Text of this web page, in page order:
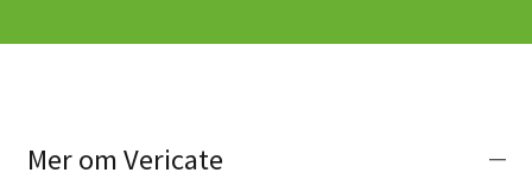
Mer om Vericate